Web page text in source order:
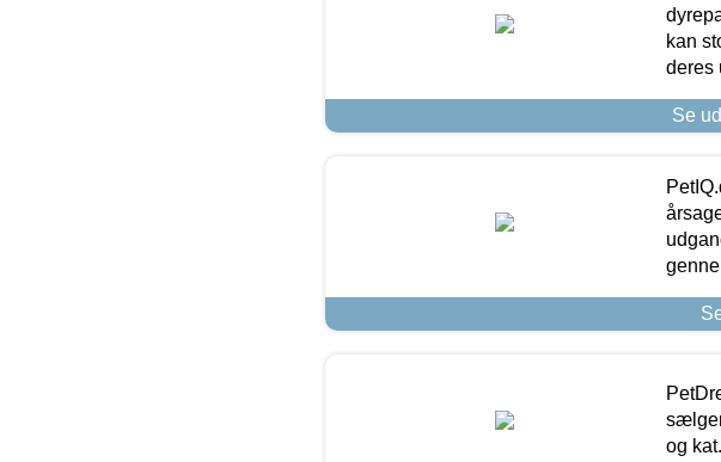
kan
deres
Se
og